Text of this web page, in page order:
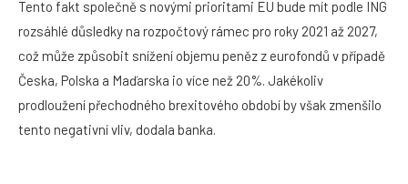
Tento fakt společně s novými prioritami EU bude mít podle ING
rozsáhlé důsledky na rozpočtový rámec pro roky 2021 až 2027,
což může způsobit snížení objemu peněz z eurofondů v případě
Česka, Polska a Maďarska io více než 20%. Jakékoliv
prodloužení přechodného brexitového období by však zmenšilo
tento negativní vliv, dodala banka.